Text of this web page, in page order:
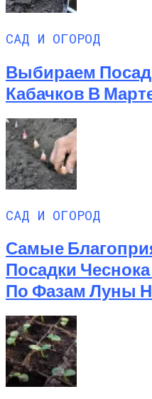
САД И ОГОРОД
Выбираем
Кабачков В
САД И ОГОРОД
Самые
Посадки
По Фазам Луны